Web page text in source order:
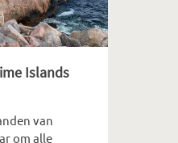
Islands
van
om alle